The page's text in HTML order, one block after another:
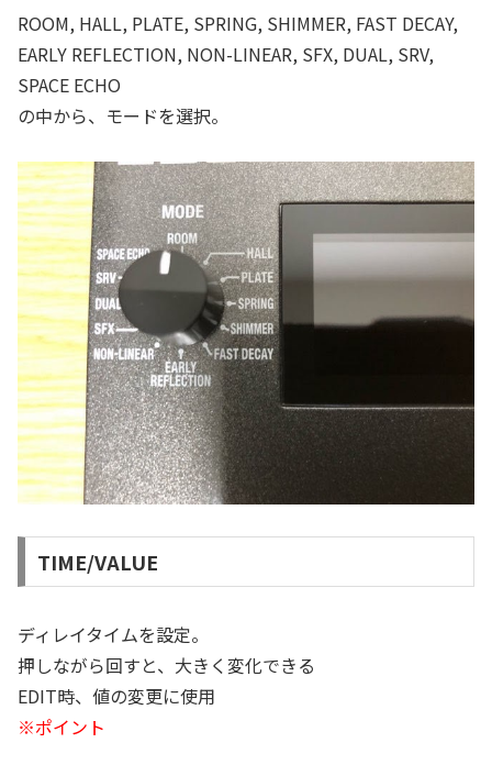
ROOM, HALL, PLATE, SPRING, SHIMMER, FAST DECAY,
EARLY REFLECTION, NON-LINEAR, SFX, DUAL, SRV,
SPACE ECHO
の中から、モードを選択。
TIME/VALUE
ディレイタイムを設定。
押しながら回すと、大きく変化できる
EDIT時、値の変更に使用
※ポイント